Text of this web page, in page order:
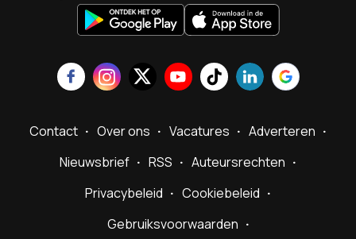
Contact Over ons Vacatures
Adverteren
Nieuwsbrief
RSS
Auteursrechten
Privacybeleid
Cookiebeleid
Gebruiksvoorwaarden